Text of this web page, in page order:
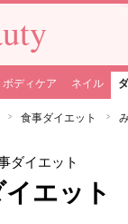
ボディケア ネイル
食事ダイエット
ダイエット
エット